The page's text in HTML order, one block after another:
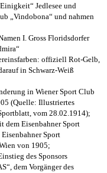
Jedlesee und
„Vindobona“ und nahmen
I. Gross Floridsdorfer
offiziell Rot-Gelb,
in Schwarz-Weiß
in Wiener Sport Club
(Quelle: Illustriertes
vom 28.02.1914);
dem Eisenbahner Sport
Sport
von 1905;
des Sponsors
dem Vorgänger des